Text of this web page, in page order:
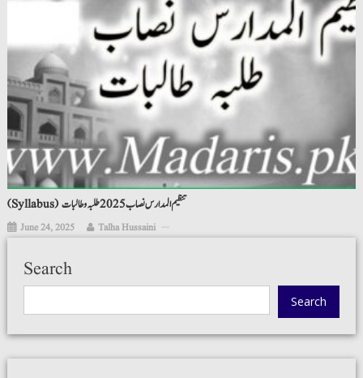
(Syllabus) تنظیم المدارس نصاب 2025 طلبہ و طالبات
June 24, 2025 Talha Hussaini
Search
Search